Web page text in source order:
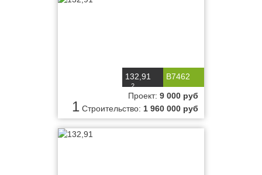
B7462
132,91
м2
1
Проект: 9 000 руб
Строительство: 1 960 000 руб